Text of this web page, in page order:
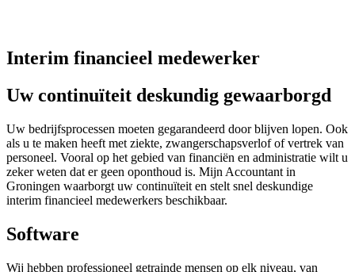
Interim financieel medewerker
Uw continuïteit deskundig gewaarborgd
Uw bedrijfsprocessen moeten gegarandeerd door blijven lopen. Ook
als u te maken heeft met ziekte, zwangerschapsverlof of vertrek van
personeel. Vooral op het gebied van financiën en administratie wilt u
zeker weten dat er geen oponthoud is. Mijn Accountant in
Groningen waarborgt uw continuïteit en stelt snel deskundige
interim financieel medewerkers beschikbaar.
Software
Wij hebben professioneel getrainde mensen op elk niveau, van